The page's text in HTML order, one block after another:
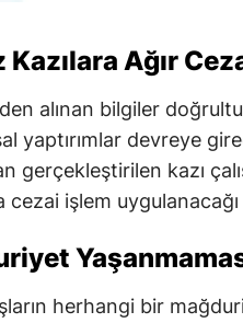
Ağır
alınan bilgiler
yaptırımlar devreye
gerçekleştirilen kazı
cezai işlem
herhangi bir